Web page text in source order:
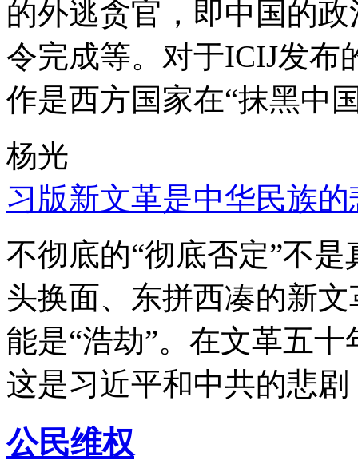
的外逃贪官，即中国的
令完成等。对于ICIJ发布
作是西方国家在“抹黑中
杨光
习版新文革是中华民族的
不彻底的“彻底否定”不
头换面、东拼西凑的新
能是“浩劫”。在文革五
这是习近平和中共的悲
公民维权